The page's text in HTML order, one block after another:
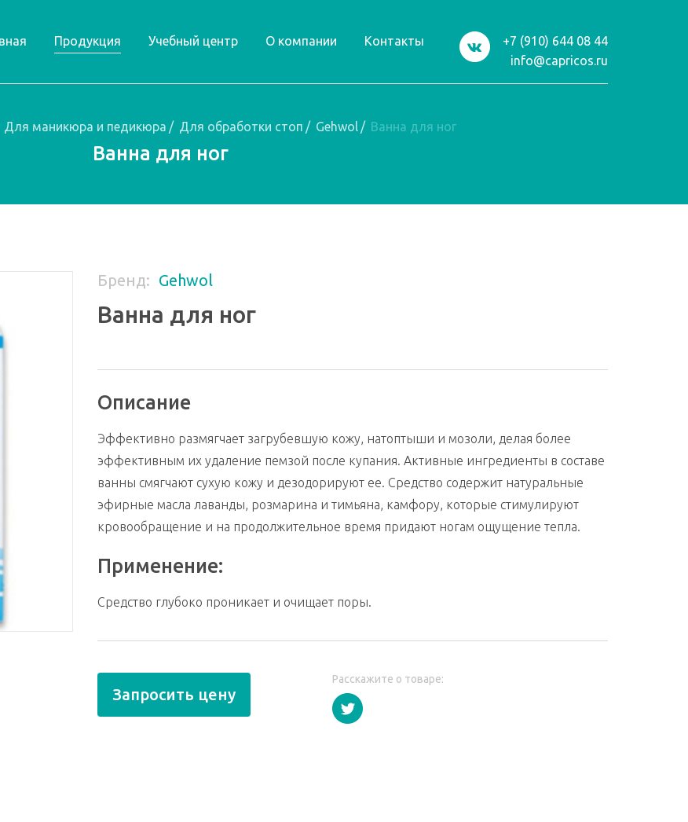
+7 (910) 644 08 44
info@capricos.ru
Продукция Учебный центр О компании Контакты
Для маникюра и педикюра / Для обработки стоп / Gehwol / Ванна для ног
Ванна для ног
Бренд: Gehwol
Ванна для ног
Описание
Эффективно размягчает загрубевшую кожу, натоптыши и мозоли, делая более
эффективным их удаление пемзой после купания. Активные ингредиенты в составе
ванны смягчают сухую кожу и дезодорируют ее. Средство содержит натуральные
эфирные масла лаванды, розмарина и тимьяна, камфору, которые стимулируют
кровообращение и на продолжительное время придают ногам ощущение тепла.
Применение:
Средство глубоко проникает и очищает поры.
Запросить цену
Расскажите о товаре: